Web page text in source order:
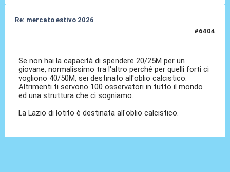
Re: mercato estivo 2026
#6404
Se non hai la capacità di spendere 20/25M per un
giovane, normalissimo tra l'altro perché per quelli forti ci
vogliono 40/50M, sei destinato all'oblio calcistico.
Altrimenti ti servono 100 osservatori in tutto il mondo
ed una struttura che ci sogniamo.
La Lazio di lotito è destinata all'oblio calcistico.